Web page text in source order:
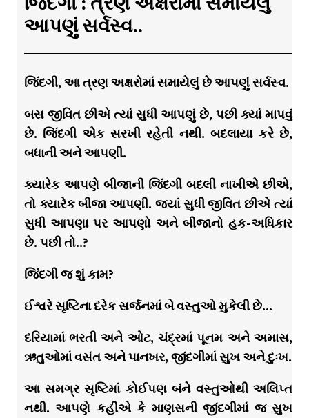
આપણું સર્વસ્વ..
જિંદગી, આ ત્રણ અક્ષરોમાં સમાયેલું છે આપણું સર્વસ્વ.
બસ જીવિત છીએ ત્યાં સુધી આપણું છે, પછી ક્યાં માપવું
છે. જિંદગી એક સરખી રહેતી નથી. બદલાયા કરે છે,
બધાની અને આપણી.
ક્યારેક આપણે બીજાની જિંદગી બદલી નાખીએ છીએ,
તો ક્યારેક બીજા આપણી. જ્યાં સુધી જીવિત છીએ ત્યાં
સુધી આપણા પર આપણો અને બીજાનો હક-અધિકાર
છે. પછી તો..?
જિંદગી જ શું કામ?
ઈશ્વરે સૃષ્ટિના દરેક સર્જનમાં બે વસ્તુઓ મુકેલી છે…
દરિયામાં ભરતી અને ઓટ, ચંદ્રમાં પૂનમ અને અમાસ,
ઋતુઓમાં વસંત અને પાનખર, જીંદગીમાં સુખ અને દુઃખ.
આ સમગ્ર સૃષ્ટિમાં કોઈપણ બંને વસ્તુઓથી અલિપ્ત
નથી. આપણે કહીએ કે માણસની જીંદગીમાં જ સુખ